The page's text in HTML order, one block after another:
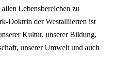
Lebensbereichen zu
Doktrin der Westalliierten ist
Kultur, unserer Bildung,
unserer Umwelt und auch